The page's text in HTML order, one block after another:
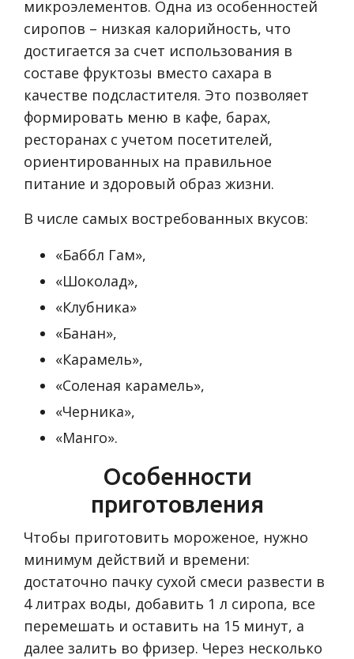
микроэлементов. Одна из особенностей
сиропов – низкая калорийность, что
достигается за счет использования в
составе фруктозы вместо сахара в
качестве подсластителя. Это позволяет
формировать меню в кафе, барах,
ресторанах с учетом посетителей,
ориентированных на правильное
питание и здоровый образ жизни.
В числе самых востребованных вкусов:
«Баббл Гам»,
«Шоколад»,
«Клубника»
«Банан»,
«Карамель»,
«Соленая карамель»,
«Черника»,
«Манго».
Особенности
приготовления
Чтобы приготовить мороженое, нужно
минимум действий и времени:
достаточно пачку сухой смеси развести в
4 литрах воды, добавить 1 л сиропа, все
перемешать и оставить на 15 минут, а
далее залить во фризер. Через несколько